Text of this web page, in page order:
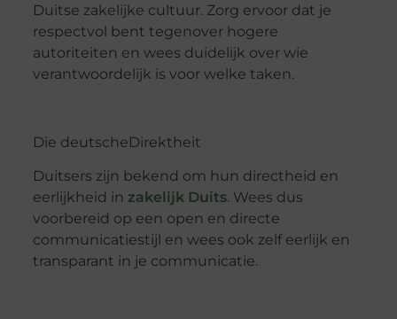
Duitse zakelijke cultuur. Zorg ervoor dat je
respectvol bent tegenover hogere
autoriteiten en wees duidelijk over wie
verantwoordelijk is voor welke taken.
Die deutscheDirektheit
Duitsers zijn bekend om hun directheid en
eerlijkheid in zakelijkDuits. Wees dus
voorbereid op een open en directe
communicatiestijl en wees ook zelf eerlijk en
transparant in je communicatie.